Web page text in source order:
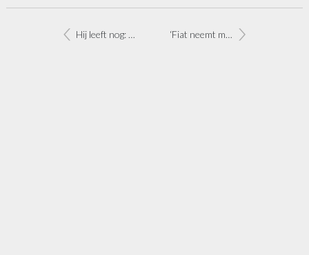
Hij leeft nog: Fiat Sedici ‘Fiat neemt meerderheidsbelang in Opel’